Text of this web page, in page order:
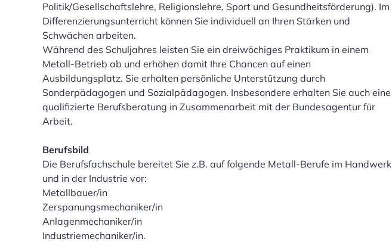
Politik/Gesellschaftslehre, Religionslehre, Sport und Gesundheitsförderung). Im
Differenzierungsunterricht können Sie individuell an Ihren Stärken und
Schwächen arbeiten.
Während des Schuljahres leisten Sie ein dreiwöchiges Praktikum in einem
Metall-Betrieb ab und erhöhen damit Ihre Chancen auf einen
Ausbildungsplatz. Sie erhalten persönliche Unterstützung durch
Sonderpädagogen und Sozialpädagogen. Insbesondere erhalten Sie auch eine
qualifizierte Berufsberatung in Zusammenarbeit mit der Bundesagentur für
Arbeit.
Berufsbild
Die Berufsfachschule bereitet Sie z.B. auf folgende Metall-Berufe im Handwerk
und in der Industrie vor:
Metallbauer/in
Zerspanungsmechaniker/in
Anlagenmechaniker/in
Industriemechaniker/in.